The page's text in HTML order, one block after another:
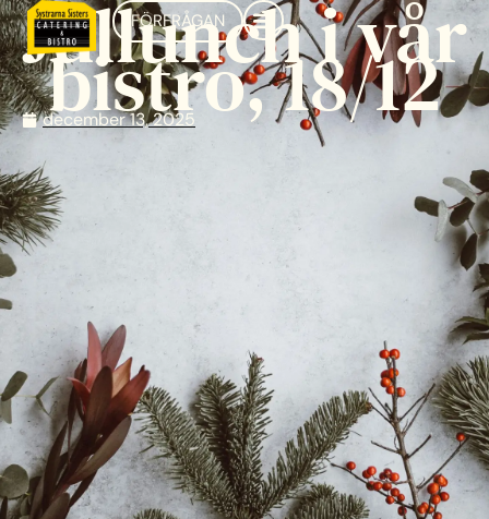
FÖRFRÅGAN
Jullunch i vår
bistro, 18/12
december 13, 2025